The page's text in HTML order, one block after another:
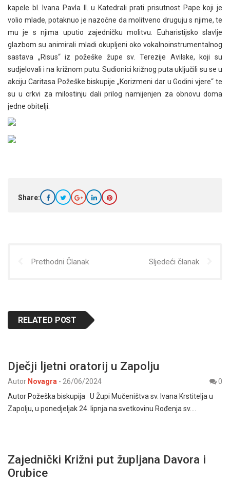
kapele bl. Ivana Pavla II. u Katedrali prati prisutnost Pape koji je
volio mlade, potaknuo je nazočne da molitveno druguju s njime, te
mu je s njima uputio zajedničku molitvu. Euharistijsko slavlje
glazbom su animirali mladi okupljeni oko vokalnoinstrumentalnog
sastava „Risus“ iz požeške župe sv. Terezije Avilske, koji su
sudjelovali i na križnom putu. Sudionici križnog puta uključili su se u
akciju Caritasa Požeške biskupije „Korizmeni dar u Godini vjere“ te
su u crkvi za milostinju dali prilog namijenjen za obnovu doma
jedne obitelji.
Share:
Prethodni Članak Sljedeći članak
RELATED POST
Dječji ljetni oratorij u Zapolju
Autor Novagra - 26/06/2024
0
Autor Požeška biskupija U Župi Mučeništva sv. Ivana Krstitelja u
Zapolju, u ponedjeljak 24. lipnja na svetkovinu Rođenja sv.…
Zajednički Križni put župljana Davora i
Orubice